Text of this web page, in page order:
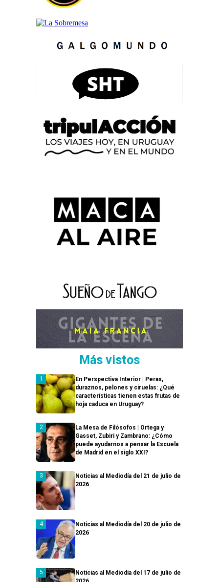
Más vistos
En Perspectiva Interior | Peras,
duraznos, pelones y ciruelas: ¿Qué
características tienen estas frutas de
hoja caduca en Uruguay?
La Mesa de Filósofos | Ortega y
Gasset, Zubiri y Zambrano: ¿Cómo
puede ayudarnos a pensar la Escuela
de Madrid en el siglo XXI?
Noticias al Mediodía del 21 de julio de
2026
Noticias al Mediodía del 20 de julio de
2026
Noticias al Mediodía del 17 de julio de